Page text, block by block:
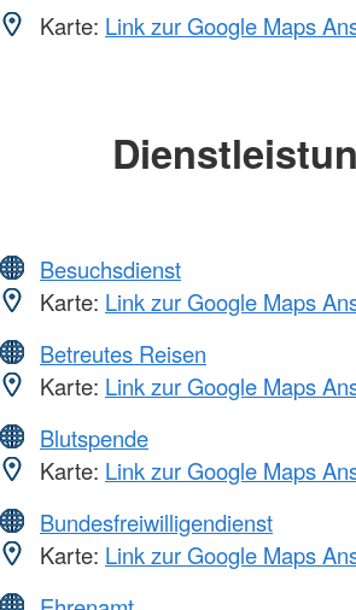
Karte: Link zur Google Maps
Besuchsdienst
Karte: Link zur Google Maps
Betreutes Reisen
Karte: Link zur Google Maps
Blutspende
Karte: Link zur Google Maps
Bundesfreiwilligendienst
Karte: Link zur Google Maps